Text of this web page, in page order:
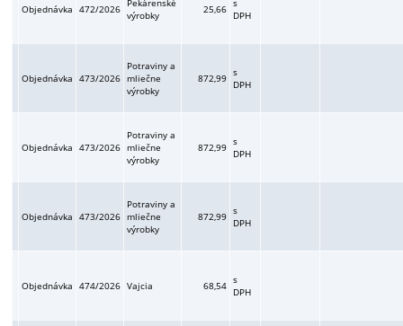
Objednávka 472/2026 Pekárenské
výrobky
25,66 s
DPH
Objednávka 473/2026
Potraviny a
mliečne
výrobky
872,99 s
DPH
Objednávka 473/2026
Potraviny a
mliečne
výrobky
872,99 s
DPH
Objednávka 473/2026
Potraviny a
mliečne
výrobky
872,99 s
DPH
Objednávka 474/2026 Vajcia 68,54 s
DPH